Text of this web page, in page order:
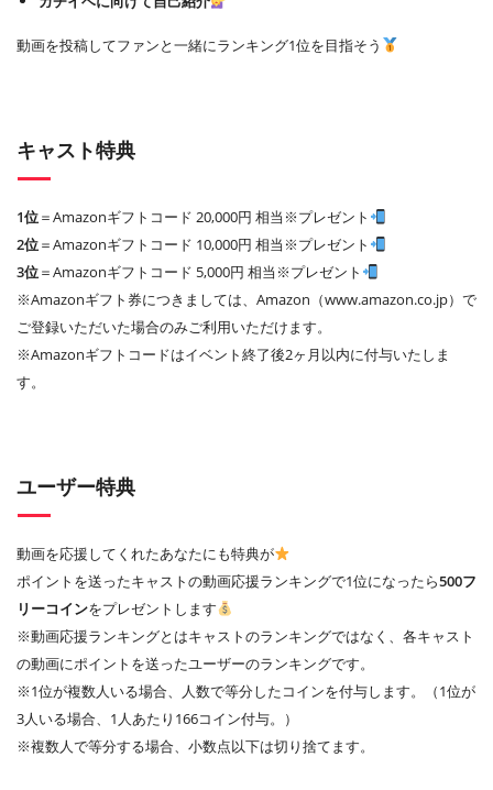
動画を投稿してファンと一緒にランキング1位を目指そう
キャスト特典
1位＝Amazonギフトコード 20,000円 相当※プレゼント
2位＝Amazonギフトコード 10,000円 相当※プレゼント
3位＝Amazonギフトコード 5,000円 相当※プレゼント
※Amazonギフト券につきましては、Amazon（www.amazon.co.jp）で
ご登録いただいた場合のみご利用いただけます。
※Amazonギフトコードはイベント終了後2ヶ月以内に付与いたしま
す。
ユーザー特典
動画を応援してくれたあなたにも特典が
ポイントを送ったキャストの動画応援ランキングで1位になったら500フ
リーコインをプレゼントします
※動画応援ランキングとはキャストのランキングではなく、各キャスト
の動画にポイントを送ったユーザーのランキングです。
※1位が複数人いる場合、人数で等分したコインを付与します。（1位が
3人いる場合、1人あたり166コイン付与。）
※複数人で等分する場合、小数点以下は切り捨てます。